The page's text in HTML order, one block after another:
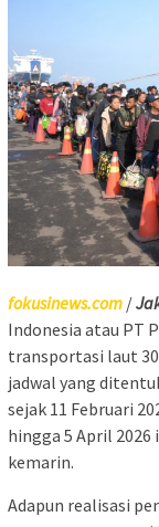
fokusinews.com /
Indonesia atau PT
transportasi laut
jadwal yang
sejak 11 Februari
hingga 5 April
kemarin.
Adapun realisasi